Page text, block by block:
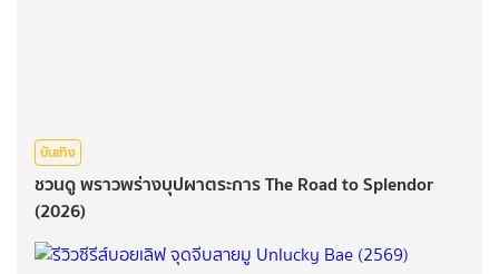
บันเทิง
ชวนดู พราวพร่างบุปผาตระการ The Road to Splendor
(2026)